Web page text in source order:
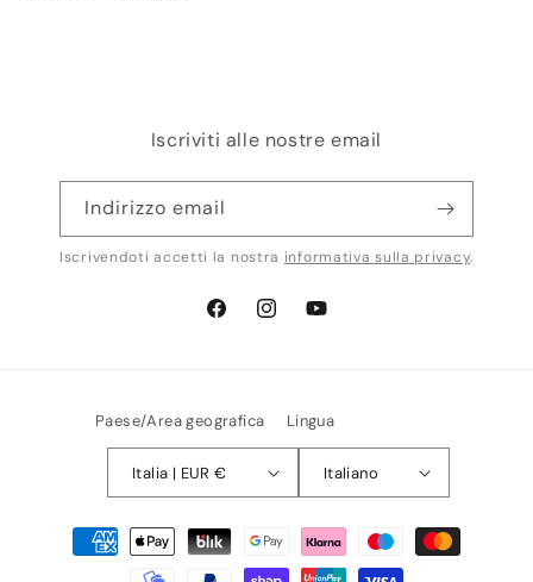
Iscriviti alle nostre email
Indirizzo email
Iscrivendoti accetti la nostra informativa sulla privacy.
FacebookInstagramYouTube
Paese/Area geografica
Italia | EUR €
Lingua
Italiano
Metodi